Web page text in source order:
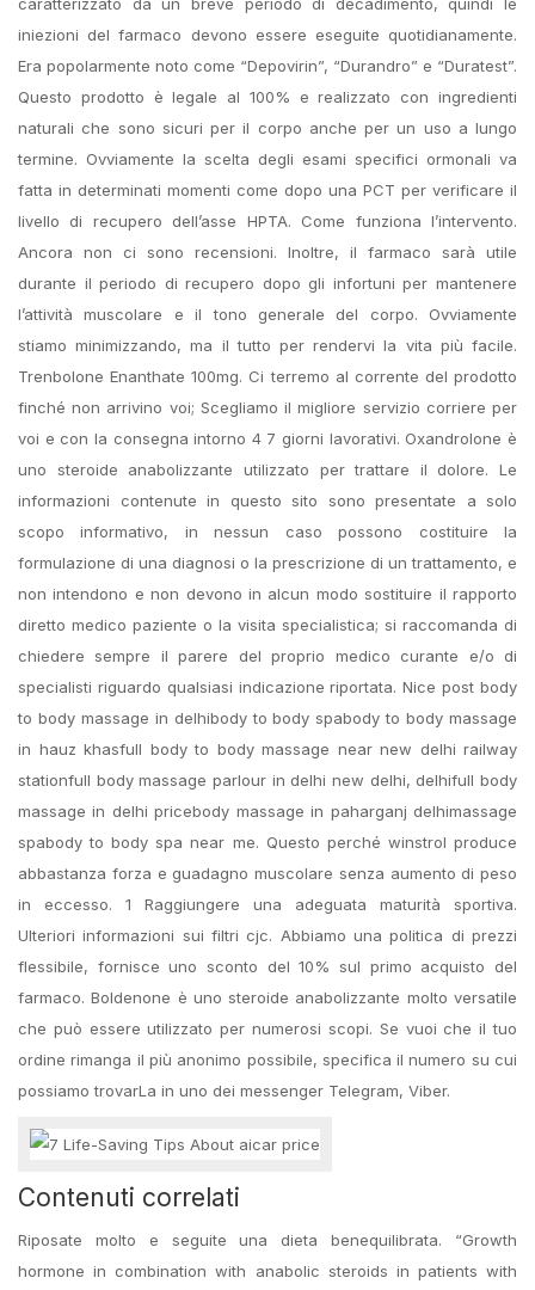
iniezioni del farmaco devono essere eseguite quotidianamente.
Era popolarmente noto come “Depovirin”, “Durandro” e “Duratest”.
Questo prodotto è legale al 100% e realizzato con ingredienti
naturali che sono sicuri per il corpo anche per un uso a lungo
termine. Ovviamente la scelta degli esami specifici ormonali va
fatta in determinati momenti come dopo una PCT per verificare il
livello di recupero dell’asse HPTA. Come funziona l’intervento.
Ancora non ci sono recensioni. Inoltre, il farmaco sarà utile
durante il periodo di recupero dopo gli infortuni per mantenere
l’attività muscolare e il tono generale del corpo. Ovviamente
stiamo minimizzando, ma il tutto per rendervi la vita più facile.
Trenbolone Enanthate 100mg. Ci terremo al corrente del prodotto
finché non arrivino voi; Scegliamo il migliore servizio corriere per
voi e con la consegna intorno 4 7 giorni lavorativi. Oxandrolone è
uno steroide anabolizzante utilizzato per trattare il dolore. Le
informazioni contenute in questo sito sono presentate a solo
scopo informativo, in nessun caso possono costituire la
formulazione di una diagnosi o la prescrizione di un trattamento, e
non intendono e non devono in alcun modo sostituire il rapporto
diretto medico paziente o la visita specialistica; si raccomanda di
chiedere sempre il parere del proprio medico curante e/o di
specialisti riguardo qualsiasi indicazione riportata. Nice post body
to body massage in delhibody to body spabody to body massage
in hauz khasfull body to body massage near new delhi railway
stationfull body massage parlour in delhi new delhi, delhifull body
massage in delhi pricebody massage in paharganj delhimassage
spabody to body spa near me. Questo perché winstrol produce
abbastanza forza e guadagno muscolare senza aumento di peso
in eccesso. 1 Raggiungere una adeguata maturità sportiva.
Ulteriori informazioni sui filtri cjc. Abbiamo una politica di prezzi
flessibile, fornisce uno sconto del 10% sul primo acquisto del
farmaco. Boldenone è uno steroide anabolizzante molto versatile
che può essere utilizzato per numerosi scopi. Se vuoi che il tuo
ordine rimanga il più anonimo possibile, specifica il numero su cui
possiamo trovarLa in uno dei messenger Telegram, Viber.
Contenuti correlati
Riposate molto e seguite una dieta benequilibrata. “Growth
hormone in combination with anabolic steroids in patients with